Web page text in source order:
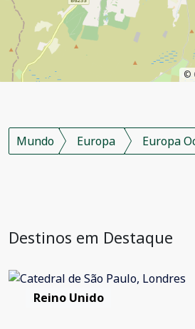
©
Mundo Europa Europa
Destinos em Destaque
Reino Unido